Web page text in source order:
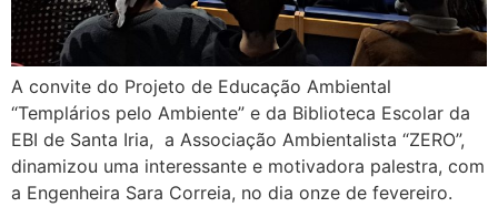
A convite do Projeto de Educação Ambiental
“Templários pelo Ambiente” e da Biblioteca Escolar da
EBI de Santa Iria, a Associação Ambientalista “ZERO”,
dinamizou uma interessante e motivadora palestra, com
a Engenheira Sara Correia, no dia onze de fevereiro.